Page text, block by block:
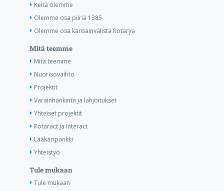
Keitä olemme
Olemme osa piiriä 1385
Olemme osa kansainvälistä Rotarya
Mitä teemme
Mitä teemme
Nuorisovaihto
Projektit
Varainhankinta ja lahjoitukset
Yhteiset projektit
Rotaract ja Interact
Lääkäripankki
Yhteistyö
Tule mukaan
Tule mukaan